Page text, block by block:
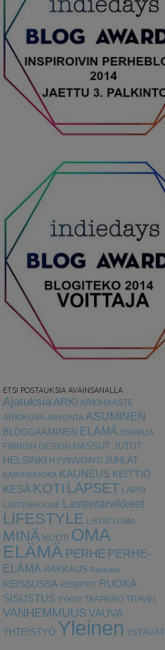
ETSI POSTAUKSIA AVAINSANALLA
Ajatuksia ARKI ARKIHAASTE
ARKIKUVA ARVONTA ASUMINEN
BLOGGAAMINEN ELÄMÄ ESPANJA
FINNISH DESIGN HASSUT JUTUT
HELSINKI
HYVINVOINTI JUHLAT
KASVISRUOKA KAUNEUS KEITTIÖ
KESÄ KOTI LAPSET LAPSI
LASTENHUONE Lastentarvikkeet
LIFESTYLE LISTAT LOMA
MINÄ MUOTI OMA
ELÄMÄ PERHE PERHE-
ELÄMÄ RAKKAUS Raskaus
REISSUSSA RESEPTIT RUOKA
SISUSTUS SYKSY TAAPERO TRAVEL
VANHEMMUUS VAUVA
YHTEISTYÖ Yleinen YSTÄVÄT